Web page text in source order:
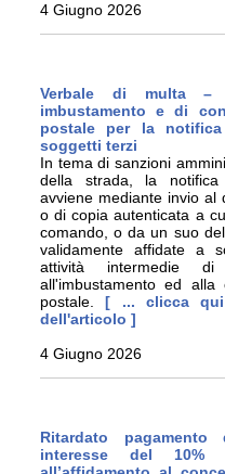
4 Giugno 2026
Verbale di multa –
imbustamento e di
postale per la
soggetti terzi
In tema di sanzioni
della strada, la
avviene mediante invio al
o di copia autenticata a
comando, o da un suo
validamente affidate a
attività intermedie
all'imbustamento ed
postale.
[ ... clicca
dell'articolo ]
4 Giugno 2026
Ritardato
interesse del 10%